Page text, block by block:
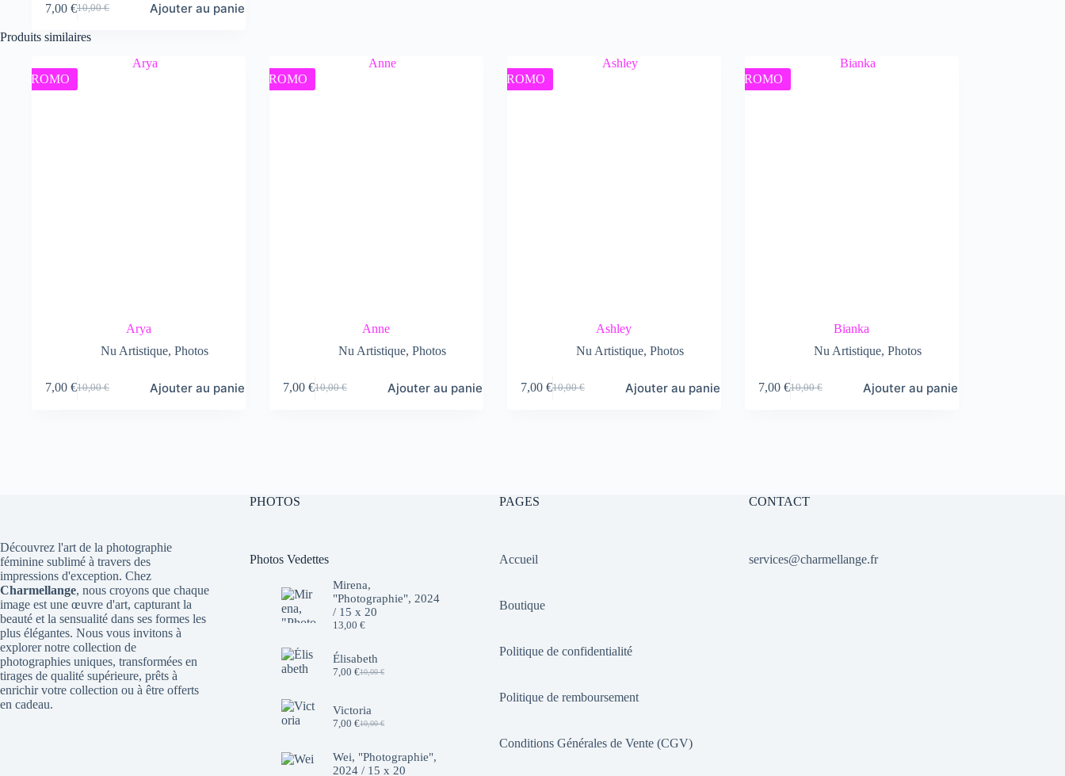
10,00€
Le
initial
10,00 €.
7,00 €Le
actuel
7,00 €.
Ajouter au panier
Produits similaires
PROMO
Arya
Nu Artistique, Photos
10,00€
Le
7,00 €Le
Ajouter au panier
PROMO
Anne
Nu Artistique, Photos
10,00€
Le
7,00 €Le
Ajouter au panier
PROMO
Ashley
Nu Artistique, Photos
10,00€
Le
7,00 €Le
Ajouter au panier
PROMO
Bianka
Nu Artistique, Photos
10,00€
Le
7,00 €Le
Ajouter au panier
Découvrez l'art de la photographie
féminine sublimé à travers des
impressions d'exception. Chez
Charmellange, nous croyons que chaque
image est une œuvre d'art, capturant la
beauté et la sensualité dans ses formes les
plus élégantes. Nous vous invitons à
explorer notre collection de
photographies uniques, transformées en
tirages de qualité supérieure, prêts à
enrichir votre collection ou à être offerts
en cadeau.
PHOTOS
Photos Vedettes
Mirena,
"Photographie", 2024
/ 15 x 20
13,00 €
Élisabeth
10,00€
Le
était :
10,00 €.
7,00 €Le
est :
7,00 €.
Victoria
10,00€
Le
initial
était :
7,00 €Le
actuel
est :
Wei, "Photographie",
2024 / 15 x 20
PAGES
Accueil
Boutique
Politique de confidentialité
Politique de remboursement
Conditions Générales de Vente (CGV)
CONTACT
services@charmellange.fr